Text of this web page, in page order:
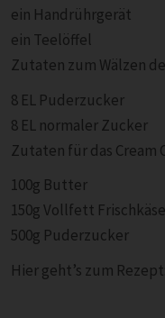
ein Handrührgerät
ein Teelöffel
Zutaten zum Wälzen
8 EL Puderzucker
8 EL normaler Zucker
Zutaten für das Cream
100g Butter
150g Vollfett Frischkäse
500g Puderzucker
Hier geht’s zum Rezept: